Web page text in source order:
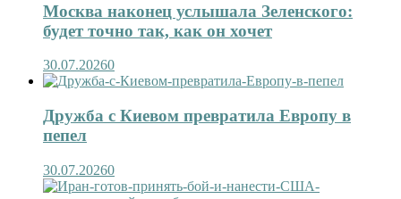
Москва наконец услышала Зеленского:
будет точно так, как он хочет
30.07.20260
Дружба с Киевом превратила Европу в
пепел
30.07.20260